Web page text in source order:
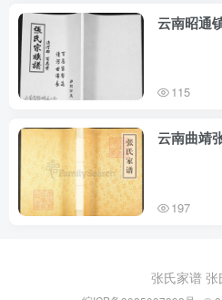
云南昭通
115
云南曲靖
197
张氏家谱 张